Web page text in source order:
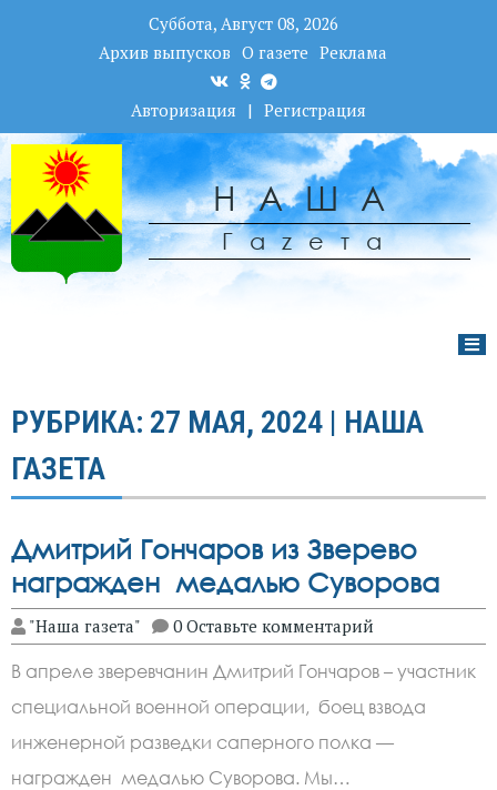
Суббота, Август 08, 2026
Архив выпусков О газете Реклама
Авторизация | Регистрация
НАША
Гаzета
РУБРИКА: 27 МАЯ, 2024 | НАША
ГАЗЕТА
Дмитрий Гончаров из Зверево
награжден медалью Суворова
"Наша газета" 0 Оставьте комментарий
В апреле зверевчанин Дмитрий Гончаров – участник
специальной военной операции, боец взвода
инженерной разведки саперного полка —
награжден медалью Суворова. Мы…